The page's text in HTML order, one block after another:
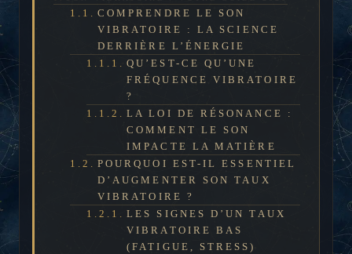
COMPRENDRE LE SON
VIBRATOIRE : LA SCIENCE
DERRIÈRE L’ÉNERGIE
QU’EST-CE QU’UNE
FRÉQUENCE VIBRATOIRE
?
LA LOI DE RÉSONANCE :
COMMENT LE SON
IMPACTE LA MATIÈRE
POURQUOI EST-IL ESSENTIEL
D’AUGMENTER SON TAUX
VIBRATOIRE ?
LES SIGNES D’UN TAUX
VIBRATOIRE BAS
(FATIGUE, STRESS)